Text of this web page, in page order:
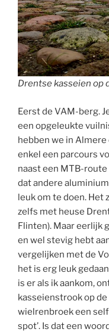
Drentse kasseien op
Eerst de VAM-berg.
een opgeleukte
hebben we in Almere
enkel een parcours
naast een MTB-
dat andere
leuk om te doen. Het
zelfs met heuse
Flinten). Maar eerlijk
en wel stevig hebt
vergelijken met de
het is erg leuk
is er als ik aankom,
kasseienstrook op
wielrenbroek een
spot’. Is dat een